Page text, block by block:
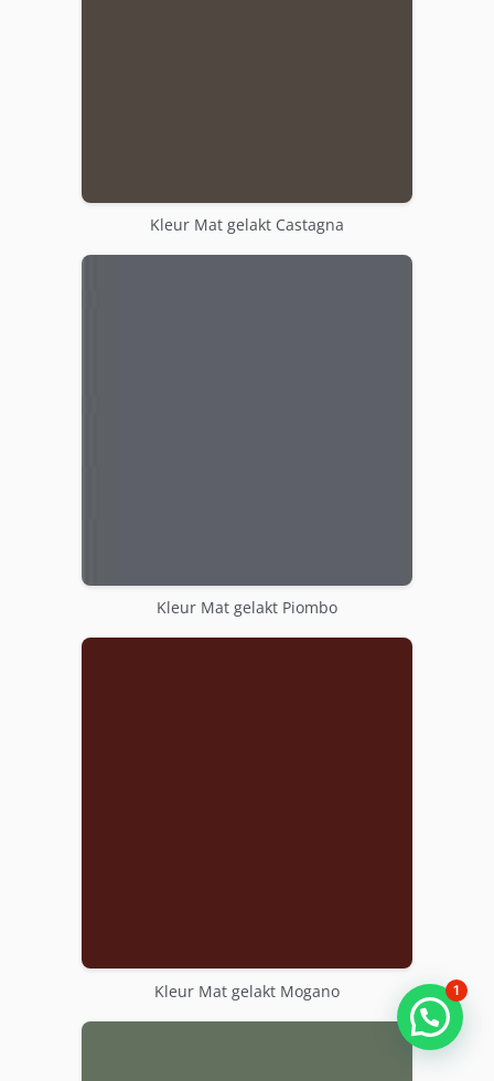
Kleur Mat gelakt Castagna
Kleur Mat gelakt Piombo
Kleur Mat gelakt Mogano 1